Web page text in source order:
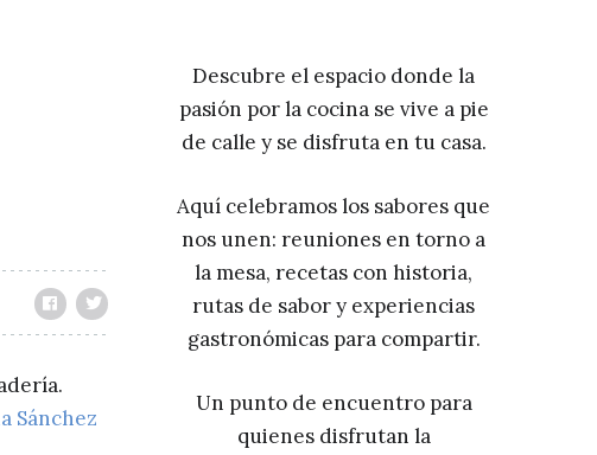
Sánchez
Descubre el espacio donde la
pasión por la cocina se vive a pie
de calle y se disfruta en tu casa.
Aquí celebramos los sabores que
nos unen: reuniones en torno a
la mesa, recetas con historia,
rutas de sabor y experiencias
gastronómicas para compartir.
Un punto de encuentro para
quienes disfrutan la